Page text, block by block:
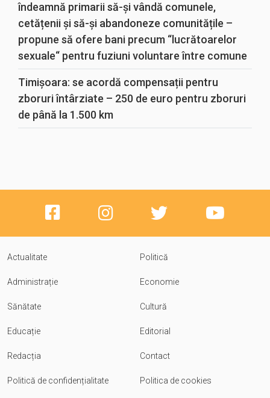
îndeamnă primarii să-și vândă comunele,
cetățenii și să-și abandoneze comunitățile –
propune să ofere bani precum “lucrătoarelor
sexuale“ pentru fuziuni voluntare între comune
Timișoara: se acordă compensații pentru
zboruri întârziate – 250 de euro pentru zboruri
de până la 1.500 km
Actualitate Politică
Administrație Economie
Sănătate Cultură
Educație Editorial
Redacția Contact
Politică de confidențialitate Politica de cookies